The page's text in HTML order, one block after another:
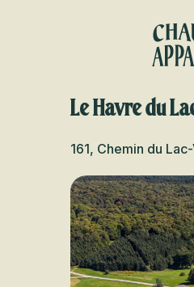
Le Havre du
161, Chemin du